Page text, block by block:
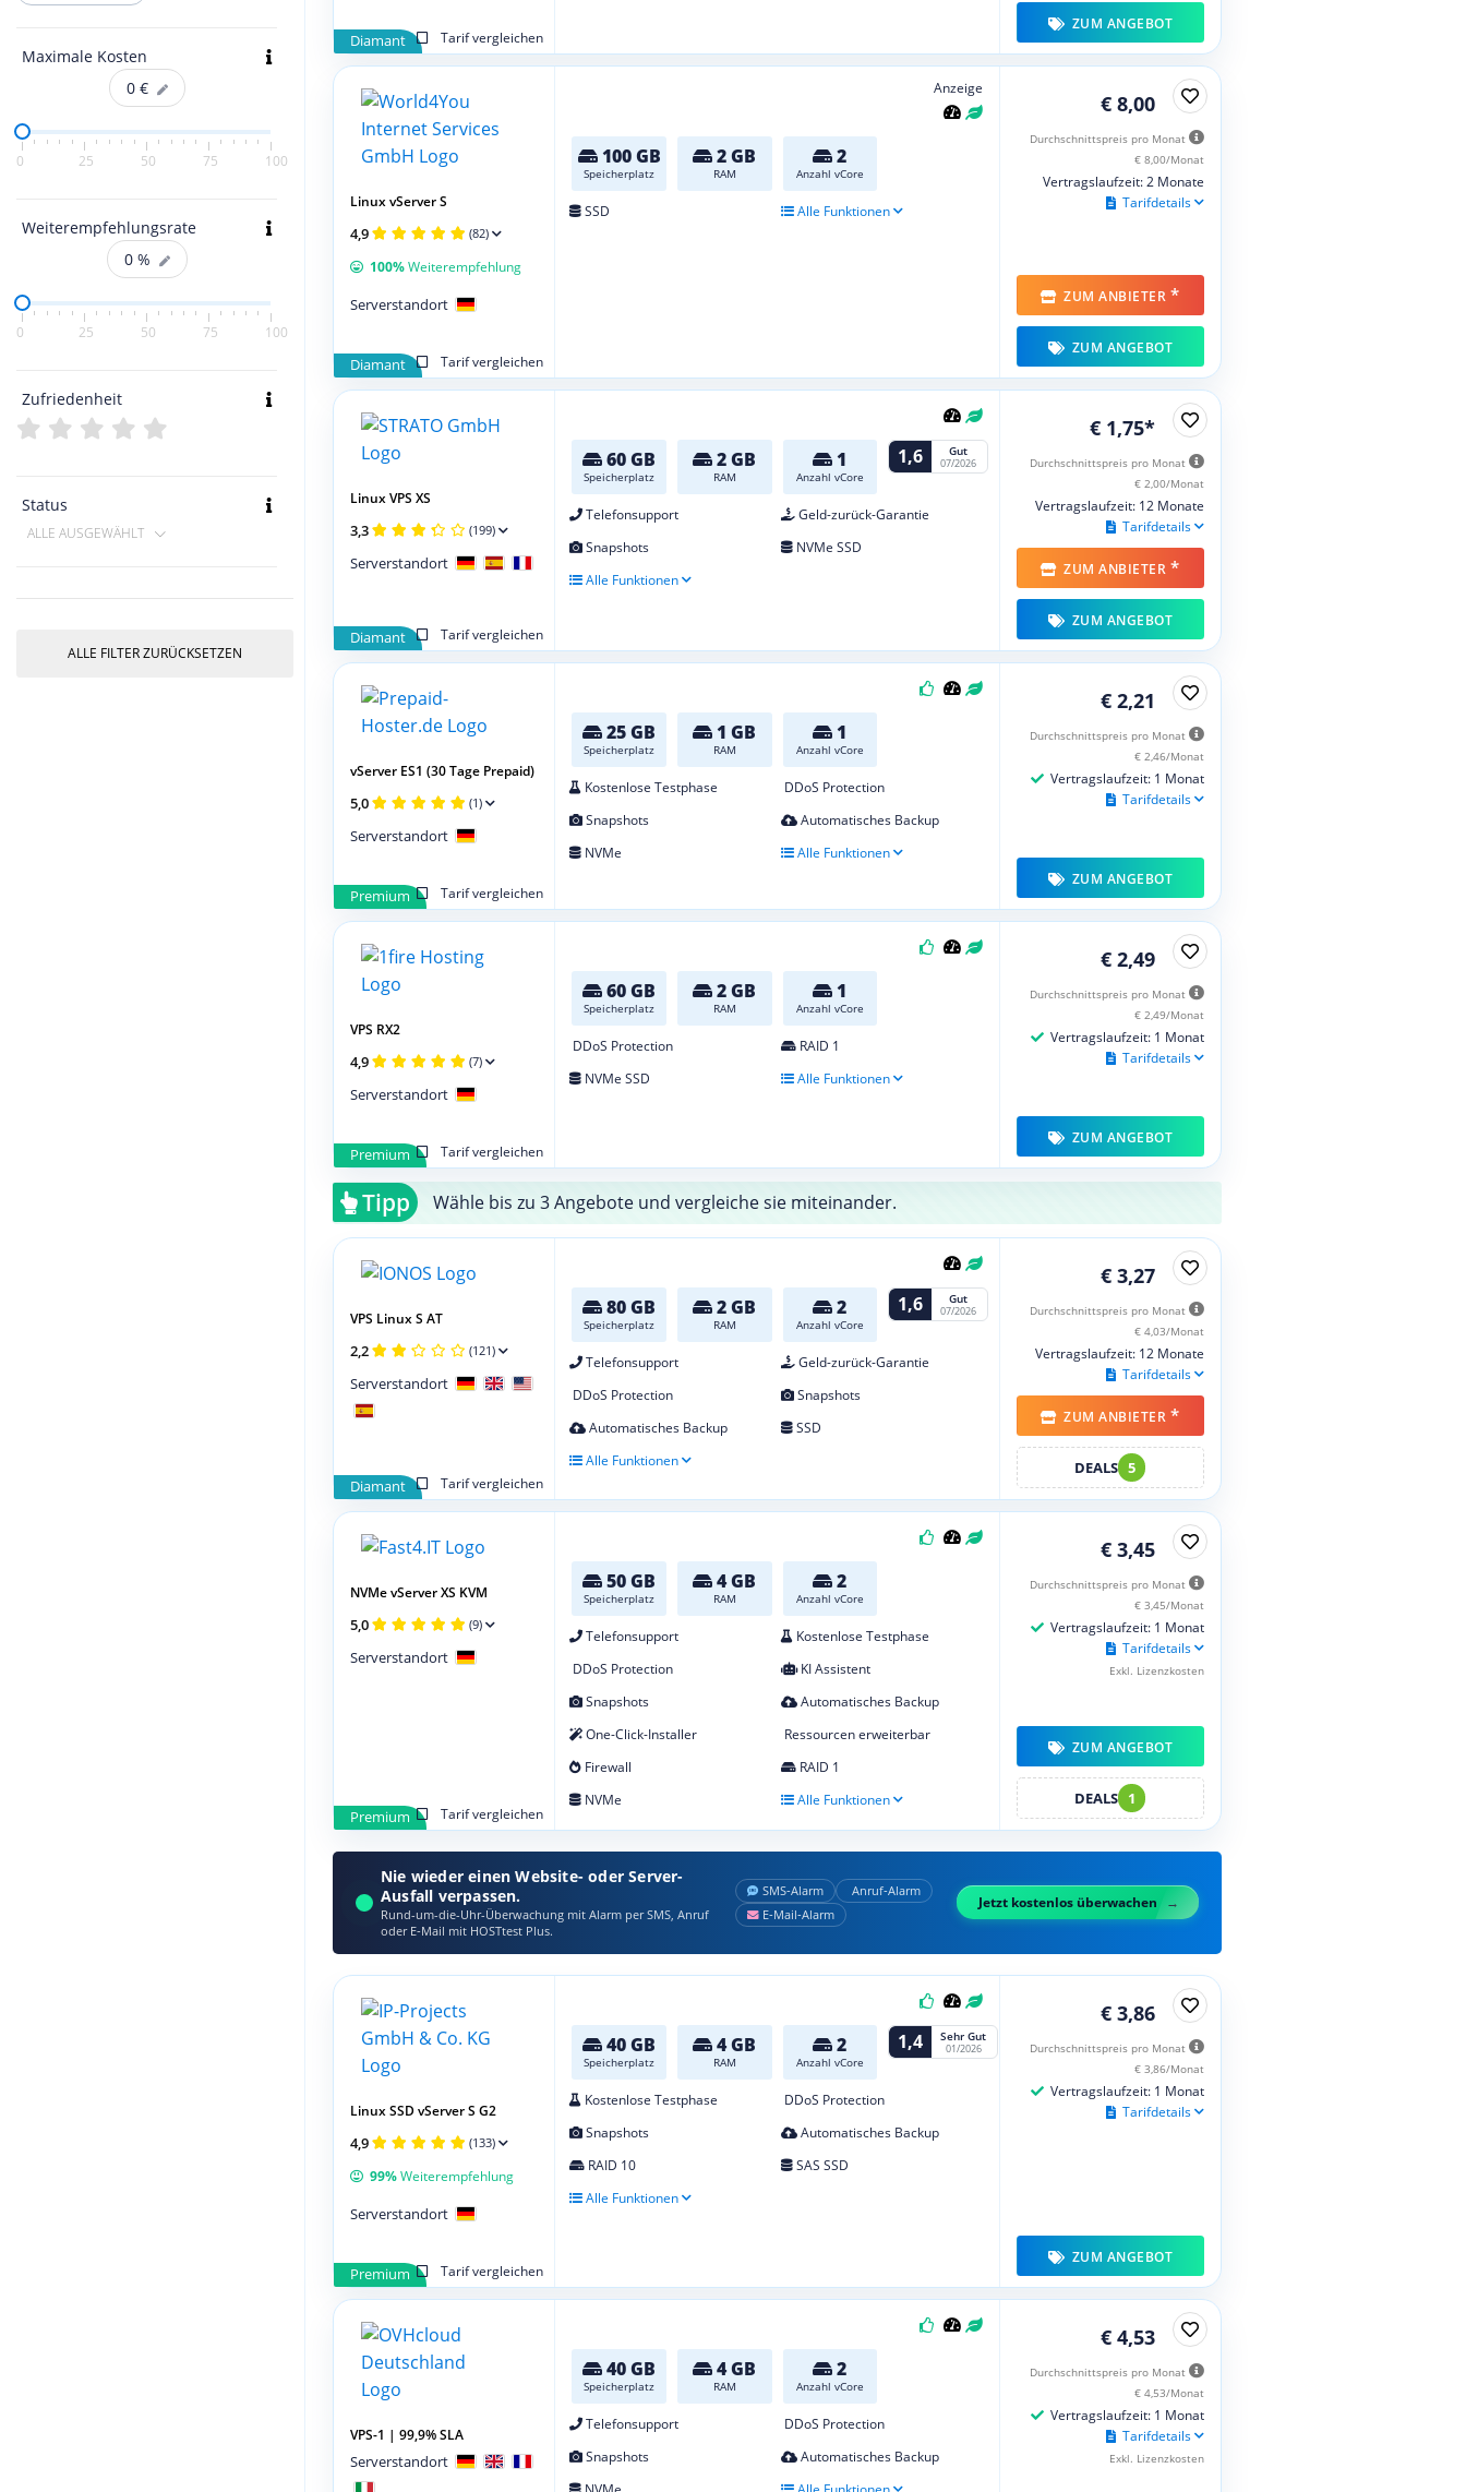
Maximale Kosten
0 €
0 25 50 75 100
Weiterempfehlungsrate
0 %
0 25 50 75 100
Zufriedenheit
Status
ALLE AUSGEWÄHLT
ALLE FILTER ZURÜCKSETZEN
Diamant Tarif vergleichen
ZUM ANGEBOT
Anzeige
100 GB
Speicherplatz
2 GB
RAM
2
Anzahl vCore
SSD Alle Funktionen
Diamant Tarif vergleichen
Linux vServer S
4,9 (82)
100%Weiterempfehlung
Serverstandort
€ 8,00
Durchschnittspreis pro Monat
€ 8,00/Monat
Vertragslaufzeit: 2 Monate
Tarifdetails
ZUM ANBIETER *
ZUM ANGEBOT
60 GB
Speicherplatz
2 GB
RAM
1
Anzahl vCore
1,6 Gut
07/2026
Telefonsupport
Geld-zurück-Garantie
Snapshots
NVMe SSD
Alle Funktionen
Diamant Tarif vergleichen
Linux VPS XS
3,3 (199)
Serverstandort
€ 1,75*
Durchschnittspreis pro Monat
€ 2,00/Monat
Vertragslaufzeit: 12 Monate
Tarifdetails
ZUM ANBIETER *
ZUM ANGEBOT
25 GB
Speicherplatz
1 GB
RAM
1
Anzahl vCore
Kostenlose Testphase
DDoS Protection
Snapshots
Automatisches Backup
NVMe
Alle Funktionen
Premium Tarif vergleichen
vServer ES1 (30 Tage Prepaid)
5,0 (1)
Serverstandort
€ 2,21
Durchschnittspreis pro Monat
€ 2,46/Monat
Vertragslaufzeit: 1 Monat
Tarifdetails
ZUM ANGEBOT
60 GB
Speicherplatz
2 GB
RAM
1
Anzahl vCore
DDoS Protection
RAID 1
NVMe SSD
Alle Funktionen
Premium Tarif vergleichen
VPS RX2
4,9 (7)
Serverstandort
€ 2,49
Durchschnittspreis pro Monat
€ 2,49/Monat
Vertragslaufzeit: 1 Monat
Tarifdetails
ZUM ANGEBOT
Tipp Wähle bis zu 3 Angebote und vergleiche sie miteinander.
80 GB
Speicherplatz
2 GB
RAM
2
Anzahl vCore
1,6 Gut
07/2026
Telefonsupport
Geld-zurück-Garantie
DDoS Protection
Snapshots
Automatisches Backup
SSD
Alle Funktionen
Diamant
Tarif vergleichen
VPS Linux S AT
2,2 (121)
Serverstandort
€ 3,27
Durchschnittspreis pro Monat
€ 4,03/Monat
Vertragslaufzeit: 12 Monate
Tarifdetails
ZUM ANBIETER *
DEALS 5
50 GB
Speicherplatz
4 GB
RAM
2
Anzahl vCore
Telefonsupport
Kostenlose Testphase
DDoS Protection
KI Assistent
Snapshots
Automatisches Backup
One-Click-Installer
Ressourcen erweiterbar
Firewall
RAID 1
NVMe
Alle Funktionen
Premium
Tarif vergleichen
NVMe vServer XS KVM
5,0 (9)
Serverstandort
€ 3,45
Durchschnittspreis pro Monat
€ 3,45/Monat
Vertragslaufzeit: 1 Monat
Tarifdetails
Exkl. Lizenzkosten
ZUM ANGEBOT
DEALS 1
Nie wieder einen Website- oder Server-
Ausfall verpassen.
Rund-um-die-Uhr-Überwachung mit Alarm per SMS, Anruf
oder E‑Mail mit HOSTtest Plus.
SMS‑Alarm
Anruf‑Alarm
E‑Mail‑Alarm
Jetzt kostenlos überwachen
40 GB
Speicherplatz
4 GB
RAM
2
Anzahl vCore
1,4 Sehr Gut
01/2026
Kostenlose Testphase
DDoS Protection
Snapshots
Automatisches Backup
RAID 10
SAS SSD
Alle Funktionen
Premium Tarif vergleichen
Linux SSD vServer S G2
4,9 (133)
99%Weiterempfehlung
Serverstandort
€ 3,86
Durchschnittspreis pro Monat
€ 3,86/Monat
Vertragslaufzeit: 1 Monat
Tarifdetails
ZUM ANGEBOT
40 GB
Speicherplatz
4 GB
RAM
2
Anzahl vCore
Telefonsupport
DDoS Protection
Snapshots
Automatisches Backup
VPS-1 | 99,9% SLA
Serverstandort
€ 4,53
Durchschnittspreis pro Monat
€ 4,53/Monat
Vertragslaufzeit: 1 Monat
Tarifdetails
Exkl. Lizenzkosten